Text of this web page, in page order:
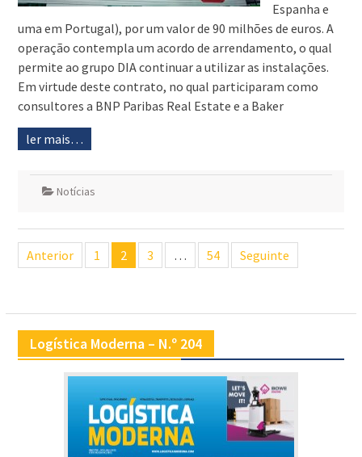
Espanha e
uma em Portugal), por um valor de 90 milhões de euros. A
operação contempla um acordo de arrendamento, o qual
permite ao grupo DIA continuar a utilizar as instalações.
Em virtude deste contrato, no qual participaram como
consultores a BNP Paribas Real Estate e a Baker
ler mais…
Notícias
Navegação
deAnterior 1 2 3 … 54 Seguinte
Logística Moderna – N.º 204